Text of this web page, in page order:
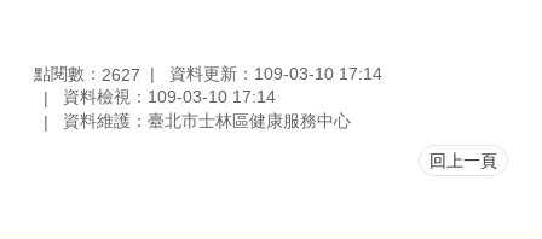
點閱數： 2627
資料更新：109-03-10 17:14
資料檢視：109-03-10 17:14
資料維護：臺北市士林區健康服務中心
回上一頁